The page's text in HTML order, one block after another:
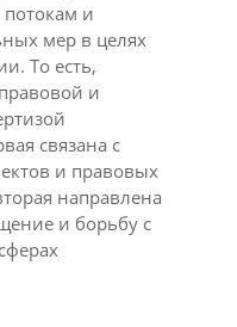
и
мер в целях
То есть,
и
связана с
и правовых
направлена
и борьбу с